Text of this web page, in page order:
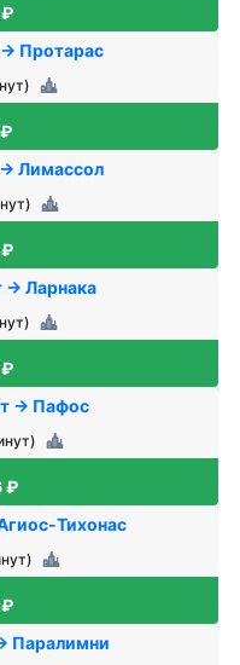
Протарас
Лимассол
→ Ларнака
→ Пафос
₽
Тихонас
Паралимни